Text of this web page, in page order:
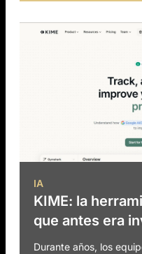
IA
KIME: la
que antes era
Durante años, los